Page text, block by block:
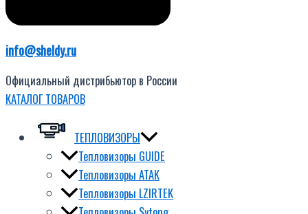
info@sheldy.ru
Официальный дистрибьютор в России
КАТАЛОГ ТОВАРОВ
ТЕПЛОВИЗОРЫ
Тепловизоры GUIDE
Тепловизоры ATAK
Тепловизоры LZIRTEK